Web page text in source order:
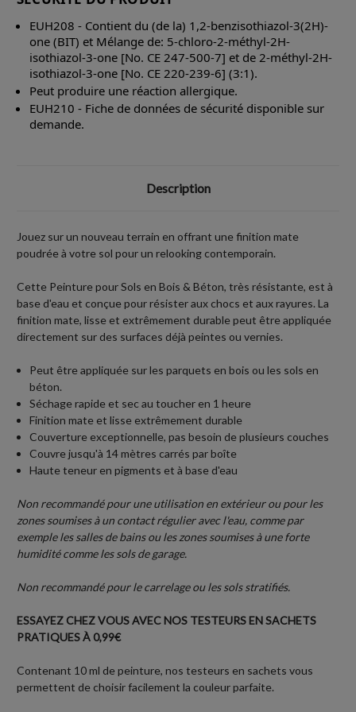
EUH208 - Contient du (de la) 1,2-benzisothiazol-3(2H)-
one (BIT) et Mélange de: 5-chloro-2-méthyl-2H-
isothiazol-3-one [No. CE 247-500-7] et de 2-méthyl-2H-
isothiazol-3-one [No. CE 220-239-6] (3:1).
Peut produire une réaction allergique.
EUH210 - Fiche de données de sécurité disponible sur
demande.
Description
Jouez sur un nouveau terrain en offrant une finition mate
poudrée à votre sol pour un relooking contemporain.
Cette Peinture pour Sols en Bois & Béton, très résistante, est à
base d'eau et conçue pour résister aux chocs et aux rayures. La
finition mate, lisse et extrêmement durable peut être appliquée
directement sur des surfaces déjà peintes ou vernies.
Peut être appliquée sur les parquets en bois ou les sols en
béton.
Séchage rapide et sec au toucher en 1 heure
Finition mate et lisse extrêmement durable
Couverture exceptionnelle, pas besoin de plusieurs couches
Couvre jusqu'à 14 mètres carrés par boîte
Haute teneur en pigments et à base d'eau
Non recommandé pour une utilisation en extérieur ou pour les
zones soumises à un contact régulier avec l'eau, comme par
exemple les salles de bains ou les zones soumises à une forte
humidité comme les sols de garage.
Non recommandé pour le carrelage ou les sols stratifiés.
ESSAYEZ CHEZ VOUS AVEC NOS TESTEURS EN SACHETS
PRATIQUES À 0,99€
Contenant 10 ml de peinture, nos testeurs en sachets vous
permettent de choisir facilement la couleur parfaite.